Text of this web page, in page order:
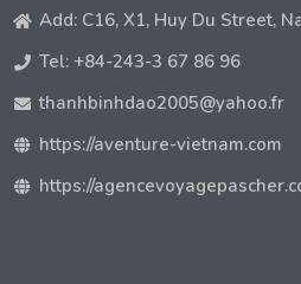
Add: C16, X1, Huy Du Street,
Tel: +84-243-3 67 86 96
thanhbinhdao2005@yahoo.fr
https://aventure-vietnam.com
https://